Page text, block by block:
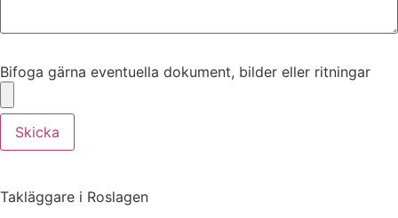
Bifoga gärna eventuella dokument, bilder eller ritningar
Skicka
Takläggare i Roslagen